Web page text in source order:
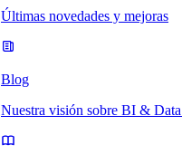
Últimas novedades y mejoras
Blog
Nuestra visión sobre BI &